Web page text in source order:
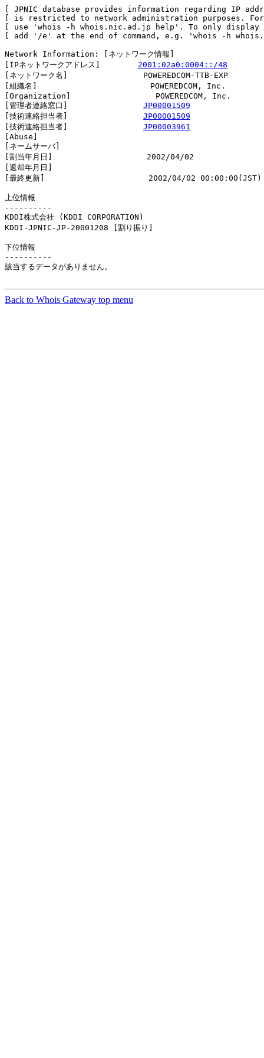
[ JPNIC database provides information regarding IP
[ is restricted to network administration purposes.
[ use 'whois -h whois.nic.ad.jp help'. To only
[ add '/e' at the end of command, e.g. 'whois -h
Network Information: [ネットワーク情報]
[IPネットワークアドレス] 2001:02a0:0004::/48
[ネットワーク名]                POWEREDCOM-TTB-EXP
[組織名]                        POWEREDCOM, Inc.
[Organization]                  POWEREDCOM, Inc.
[管理者連絡窓口] JP00001509
[技術連絡担当者] JP00001509
[技術連絡担当者] JP00003961
[Abuse]
[ネームサーバ]
[割当年月日]                    2002/04/02
[返却年月日]
[最終更新]                      2002/04/02 00:00:00(JST)
上位情報
----------
KDDI株式会社 (KDDI CORPORATION)
KDDI-JPNIC-JP-20001208 [割り
下位情報
----------
該当するデータがありません。
Back to Whois Gateway top menu